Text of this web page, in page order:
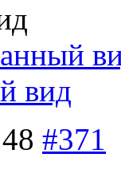
вид
#371